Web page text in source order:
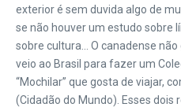
exterior é sem duvida algo de
se não houver um estudo sobre
sobre cultura… O canadense
veio ao Brasil para fazer um
“Mochilar” que gosta de viajar,
(Cidadão do Mundo). Esses dois